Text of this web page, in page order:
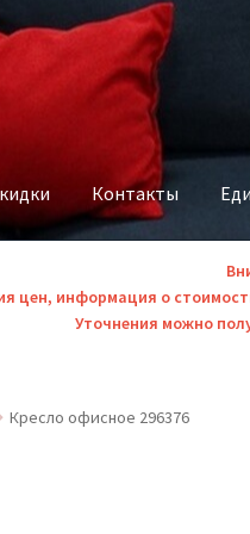
Контакты
цен, информация о
Уточнения можно
Кресло офисное 296376